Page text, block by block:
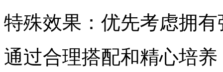
特殊效果：优先考虑拥
通过合理搭配和精心培